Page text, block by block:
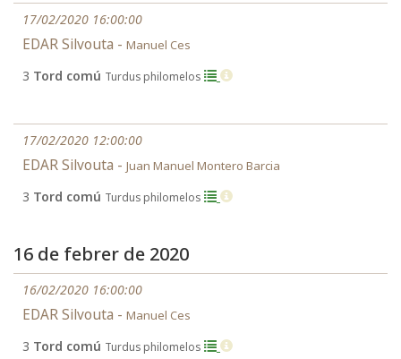
17/02/2020 16:00:00
EDAR Silvouta - Manuel Ces
3 Tord comú Turdus philomelos
17/02/2020 12:00:00
EDAR Silvouta - Juan Manuel Montero Barcia
3 Tord comú Turdus philomelos
16 de febrer de 2020
16/02/2020 16:00:00
EDAR Silvouta - Manuel Ces
3 Tord comú Turdus philomelos